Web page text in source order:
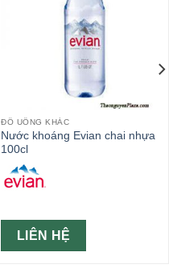
ĐỒ UỐNG KHÁC
Nước khoáng Evian chai nhựa
100cl
LIÊN HỆ